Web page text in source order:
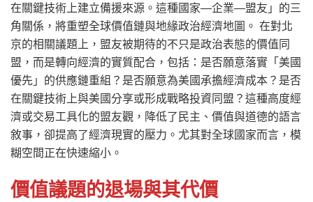
在關鍵技術上建立備援來源。這種國家―企業―盟友」的三
角關係，將重塑全球價值鏈與地緣政治經濟地圖。 在對北
京的相關議題上，盟友被期待的不只是政治表態的價值同
盟，而是轉向經濟的實質配合，包括：是否願意落實「美國
優先」的供應鏈重組？是否願意為美國承擔經濟成本？是否
在關鍵技術上與美國分享或形成戰略投資同盟？這種高度經
濟或交易工具化的盟友觀，降低了民主、價值與道德的語言
敘事，卻提高了經濟現實的壓力。尤其對全球國家而言，模
糊空間正在快速縮小。
價值議題的退場與其代價